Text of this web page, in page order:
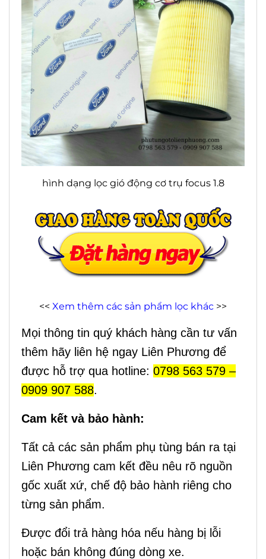
hình dạng lọc gió động cơ trụ focus 1.8
<< Xem thêm các sản phẩm lọc khác >>
Mọi thông tin quý khách hàng cần tư vấn
thêm hãy liên hệ ngay Liên Phương để
được hỗ trợ qua hotline: 0798 563 579 –
0909 907 588.
Cam kết và bảo hành:
Tất cả các sản phẩm phụ tùng bán ra tại
Liên Phương cam kết đều nêu rõ nguồn
gốc xuất xứ, chế độ bảo hành riêng cho
từng sản phẩm.
Được đổi trả hàng hóa nếu hàng bị lỗi
hoặc bán không đúng dòng xe.